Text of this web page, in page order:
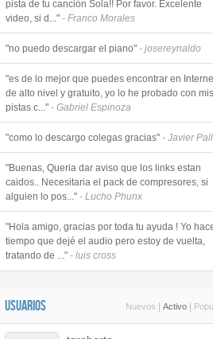
pista de tu canción Sola!! Por favor. Excelente
video, si d..." - Franco Morales
"no puedo descargar el piano" - josereynaldo
"es de lo mejor que puedes encontrar en
de alto nivel y gratuito, yo lo he probado con mis
pistas c..." - Gabriel Espinoza
"como lo descargo colegas gracias" - Javier
"Buenas, Queria dar aviso que los links estan
caidos.. Necesitaria el pack de compresores, si
alguien lo pos..." - Lucho Phunx
"Hola amigo, gracias por toda tu ayuda ! Yo
tiempo que dejé el audio pero estoy de vuelta,
tratando de ..." - luis cross
USUARIOS Nuevos Activo